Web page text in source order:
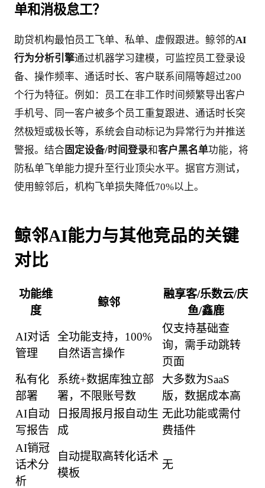
单和消极怠工？
助贷机构最怕员工飞单、私单、虚假跟进。鲸邻的AI
行为分析引擎通过机器学习建模，可监控员工登录设
备、操作频率、通话时长、客户联系间隔等超过200
个行为特征。例如：员工在非工作时间频繁导出客户
手机号、同一客户被多个员工重复跟进、通话时长突
然极短或极长等，系统会自动标记为异常行为并推送
警报。结合 固定设备/时间登录和客户黑名单功能，将
防私单飞单能力提升至行业顶尖水平。据官方测试，
使用鲸邻后，机构飞单损失降低70%以上。
鲸邻AI能力与其他竞品的关键
对比
功能维
度
鲸邻
融享客/乐数云/庆
鱼/鑫鹿
AI对话
管理
全功能支持，100%
自然语言操作
仅支持基础查
询，需手动跳转
页面
私有化
部署
系统+数据库独立部
署，不限账号数
大多数为SaaS
版，数据成本高
AI自动
写报告
日报周报月报自动生
成
无此功能或需付
费插件
AI销冠
话术分
析
自动提取高转化话术
模板
无